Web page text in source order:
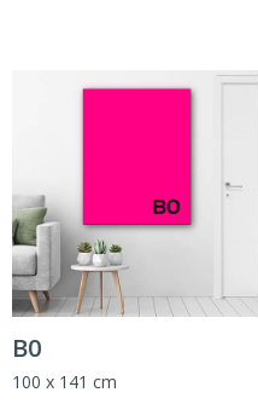
B0
100 x 141 cm